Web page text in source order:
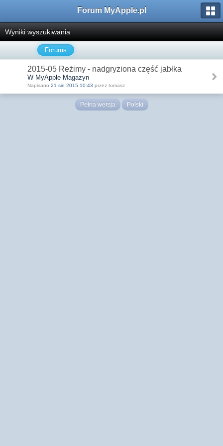
Forum MyApple.pl
Wyniki wyszukiwania
Forums
2015-05 Reżimy - nadgryziona część jabłka
W MyApple Magazyn
Napisano 21 sie 2015 10:43 przez tomasz
Pełna wersja Polski